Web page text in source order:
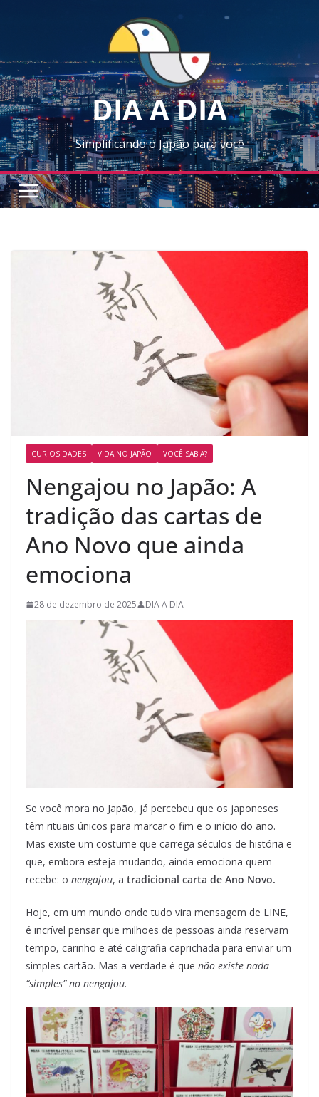
DIA A DIA
Simplificando o Japão para você
CURIOSIDADES VIDA NO JAPÃO VOCÊ SABIA?
Nengajou no Japão: A
tradição das cartas de
Ano Novo que ainda
emociona
28 de dezembro de 2025 DIA A DIA
Se você mora no Japão, já percebeu que os japoneses
têm rituais únicos para marcar o fim e o início do ano.
Mas existe um costume que carrega séculos de história e
que, embora esteja mudando, ainda emociona quem
recebe: o nengajou, a tradicional carta de Ano Novo.
Hoje, em um mundo onde tudo vira mensagem de LINE,
é incrível pensar que milhões de pessoas ainda reservam
tempo, carinho e até caligrafia caprichada para enviar um
simples cartão. Mas a verdade é que não existe nada
“simples” no nengajou.